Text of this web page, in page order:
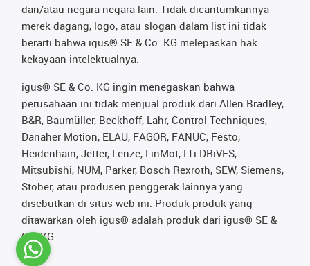
dan/atau negara-negara lain. Tidak dicantumkannya
merek dagang, logo, atau slogan dalam list ini tidak
berarti bahwa igus® SE & Co. KG melepaskan hak
kekayaan intelektualnya.
igus® SE & Co. KG ingin menegaskan bahwa
perusahaan ini tidak menjual produk dari Allen Bradley,
B&R, Baumüller, Beckhoff, Lahr, Control Techniques,
Danaher Motion, ELAU, FAGOR, FANUC, Festo,
Heidenhain, Jetter, Lenze, LinMot, LTi DRiVES,
Mitsubishi, NUM, Parker, Bosch Rexroth, SEW, Siemens,
Stöber, atau produsen penggerak lainnya yang
disebutkan di situs web ini. Produk-produk yang
ditawarkan oleh igus® adalah produk dari igus® SE &
Co. KG.